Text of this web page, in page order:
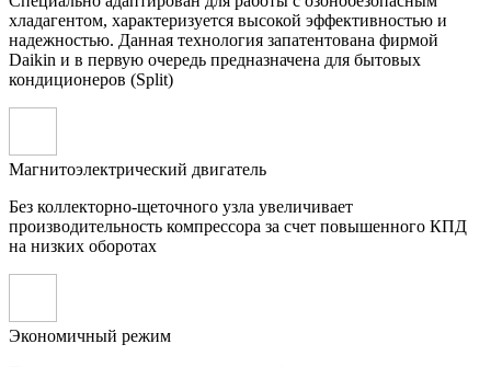
хладагентом, характеризуется высокой эффективностью и
надежностью. Данная технология запатентована фирмой
Daikin и в первую очередь предназначена для бытовых
кондиционеров (Split)
Магнитоэлектрический двигатель
Без коллекторно-щеточного узла увеличивает
производительность компрессора за счет повышенного КПД
на низких оборотах
Экономичный режим